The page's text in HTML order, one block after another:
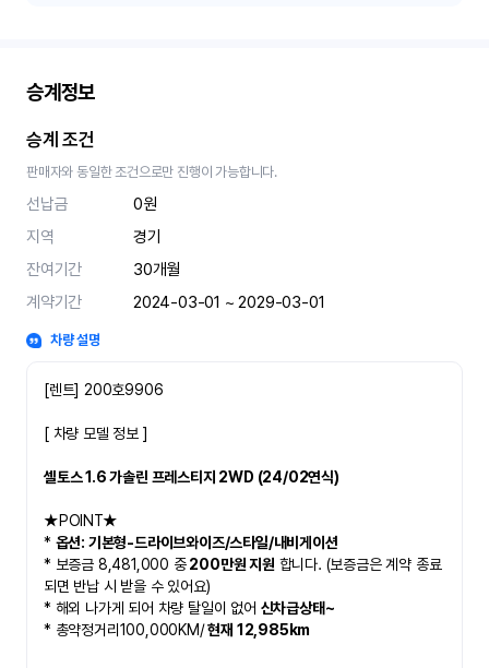
승계정보
승계 조건
판매자와 동일한 조건으로만 진행이 가능합니다.
선납금
0원
지역
경기
잔여기간
30개월
계약기간
2024-03-01 ~ 2029-03-01
차량 설명
[렌트] 200호9906
[ 차량 모델 정보 ]
셀토스 1.6 가솔린 프레스티지 2WD (24/02연식)
★POINT★
* 옵션: 기본형-드라이브와이즈/스타일/내비게이션
* 보증금 8,481,000 중 200만원 지원 합니다. (보증금은 계약 종료
되면 반납 시 받을 수 있어요)
* 해외 나가게 되어 차량 탈일이 없어 신차급상태~
* 총약정거리100,000KM/ 현재 12,985km